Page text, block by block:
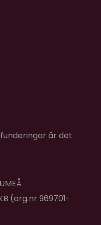
tycker om
glada
★ ★★★
är det
(org.nr 969701-